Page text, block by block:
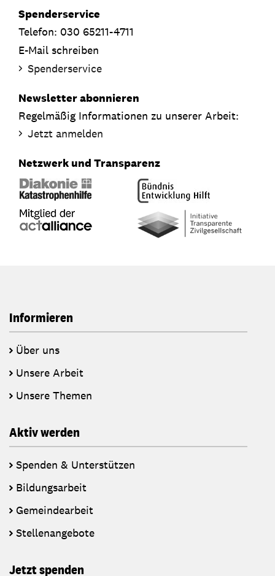
Spenderservice
Telefon: 030 65211-4711
E-Mail schreiben
Spenderservice
Newsletter abonnieren
Regelmäßig Informationen zu unserer Arbeit:
Jetzt anmelden
Netzwerk und Transparenz
Informieren
Über uns
Unsere Arbeit
Unsere Themen
Aktiv werden
Spenden & Unterstützen
Bildungsarbeit
Gemeindearbeit
Stellenangebote
Jetzt spenden